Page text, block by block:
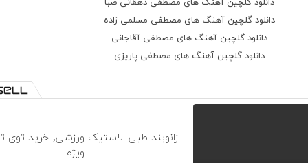
دانلود گلچین آهنگ های مصطفی دهقانی صبا
دانلود گلچین آهنگ های مصطفی مسلمی زاده
دانلود گلچین آهنگ های مصطفی آقاجانی
دانلود گلچین آهنگ های مصطفی پاریزی
زانوبند طبی الاستیک ورزشی, خرید توی
ویژه